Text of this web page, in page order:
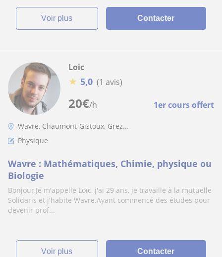
voir plus Contacter
20€/h 1er cours offert
Loic
★ 5,0 (1 avis)
Wavre, Chaumont-Gistoux, Grez...
Physique
Wavre : Mathématiques, Chimie, physique ou
Biologie
Bonjour,Je m'appelle Loïc, j'ai 29 ans, je travaille à la mutuelle
Solidaris et j'habite Wavre.Ayant commencé des études pour
devenir prof...
voir plus Contacter